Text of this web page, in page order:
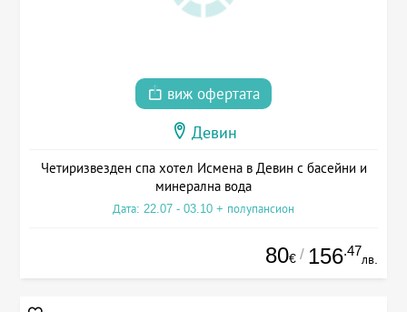
виж офертата
Девин
Четиризвезден спа хотел Исмена в Девин с басейни и
минерална вода
Дата: 22.07 - 03.10 + полупансион
80€ / 156.47
лв.